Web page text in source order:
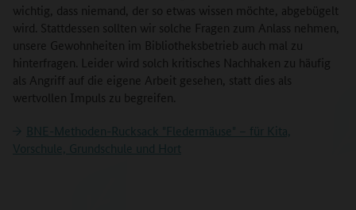
wichtig, dass niemand, der so etwas wissen möchte, abgebügelt
wird. Stattdessen sollten wir solche Fragen zum Anlass nehmen,
unsere Gewohnheiten im Bibliotheksbetrieb auch mal zu
hinterfragen. Leider wird solch kritisches Nachhaken zu häufig
als Angriff auf die eigene Arbeit gesehen, statt dies als
wertvollen Impuls zu begreifen.
BNE-Methoden-Rucksack "Fledermäuse" – für Kita,
Vorschule, Grundschule und Hort